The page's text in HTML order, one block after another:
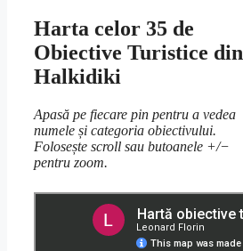
Harta celor 35 de
Obiective Turistice din
Halkidiki
Apasă pe fiecare pin pentru a vedea
numele și categoria obiectivului.
Folosește scroll sau butoanele +/−
pentru zoom.